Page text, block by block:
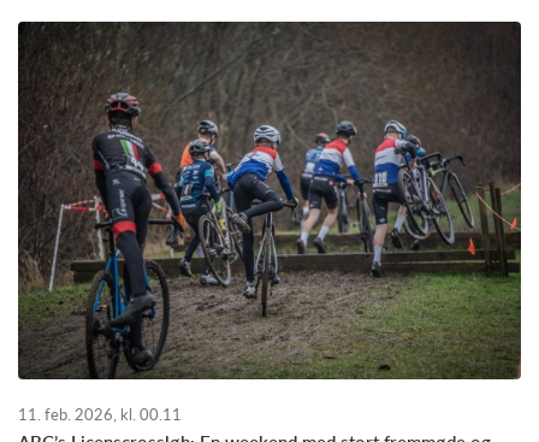
11. feb. 2026, kl. 00.11